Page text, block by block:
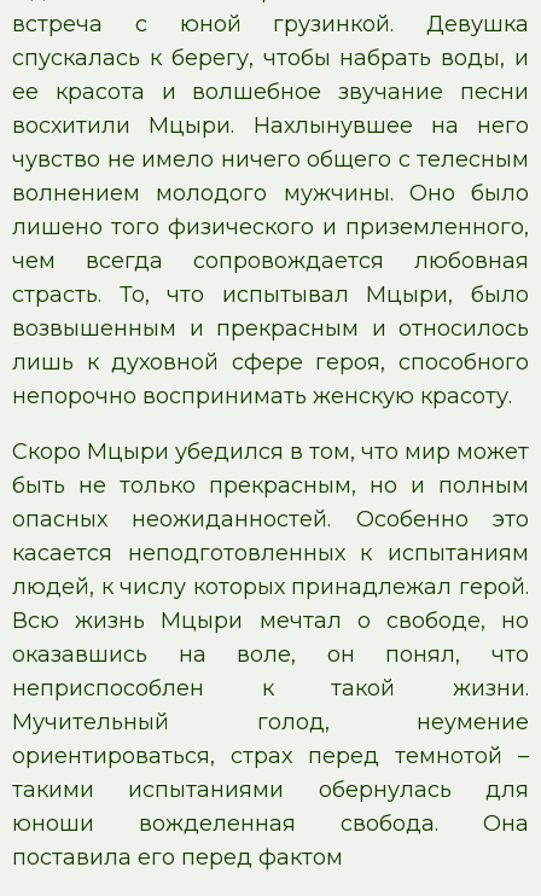
встреча с юной грузинкой. Девушка
спускалась к берегу, чтобы набрать воды, и
ее красота и волшебное звучание песни
восхитили Мцыри. Нахлынувшее на него
чувство не имело ничего общего с телесным
волнением молодого мужчины. Оно было
лишено того физического и приземленного,
чем всегда сопровождается любовная
страсть. То, что испытывал Мцыри, было
возвышенным и прекрасным и относилось
лишь к духовной сфере героя, способного
непорочно воспринимать женскую красоту.
Скоро Мцыри убедился в том, что мир может
быть не только прекрасным, но и полным
опасных неожиданностей. Особенно это
касается неподготовленных к испытаниям
людей, к числу которых принадлежал герой.
Всю жизнь Мцыри мечтал о свободе, но
оказавшись на воле, он понял, что
неприспособлен к такой жизни.
Мучительный голод, неумение
ориентироваться, страх перед темнотой –
такими испытаниями обернулась для
юноши вожделенная свобода. Она
поставила его перед фактом